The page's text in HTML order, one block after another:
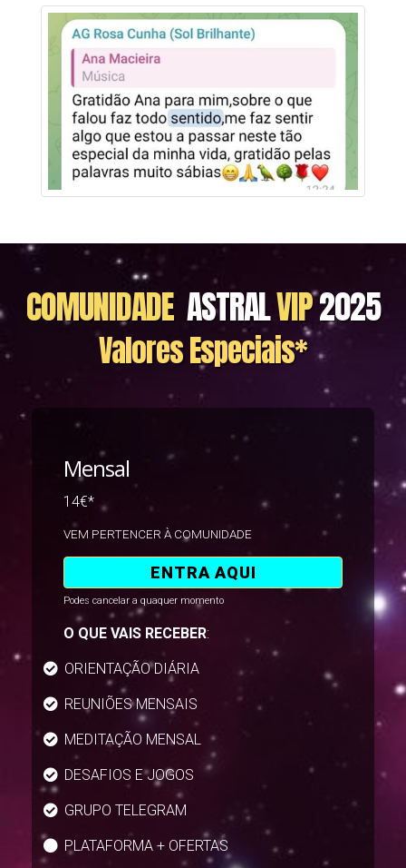
COMUNIDADEASTRALVIP2025
Valores Especiais*
Mensal
14€*
VEM PERTENCER À COMUNIDADE
ENTRA AQUI
Podes cancelar a quaquer momento
O QUE VAIS RECEBER:
ORIENTAÇÃO DIÁRIA
REUNIÕES MENSAIS
MEDITAÇÃO MENSAL
DESAFIOS E JOGOS
GRUPO TELEGRAM
PLATAFORMA + OFERTAS